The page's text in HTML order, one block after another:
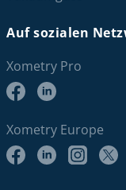
Auf sozialen
Xometry Pro
Xometry Europe